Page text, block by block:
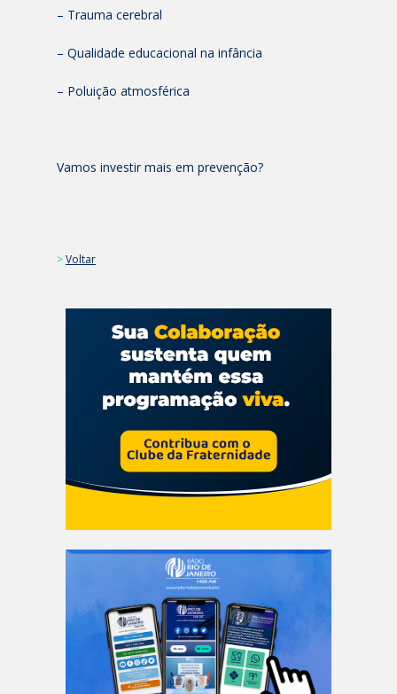
– Trauma cerebral
– Qualidade educacional na infância
– Poluição atmosférica
Vamos investir mais em prevenção?
>Voltar